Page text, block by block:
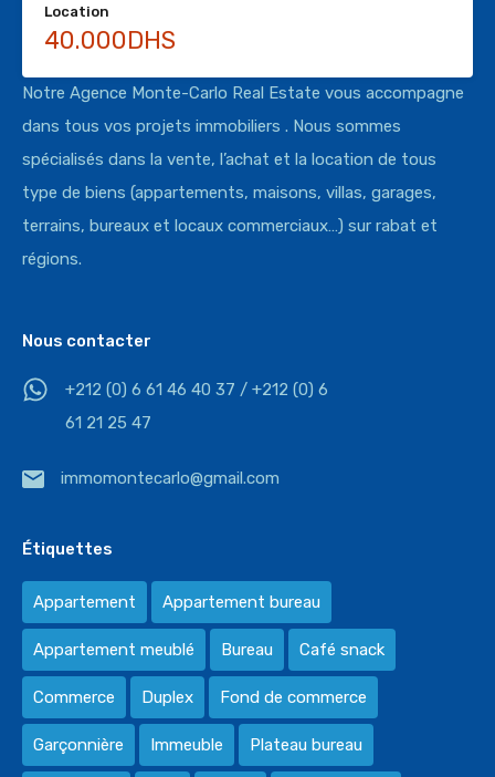
Location
40.000DHS
MONTE CARLO REAL ESTATE
Notre Agence Monte-Carlo Real Estate vous accompagne
dans tous vos projets immobiliers . Nous sommes
spécialisés dans la vente, l’achat et la location de tous
type de biens (appartements, maisons, villas, garages,
terrains, bureaux et locaux commerciaux…) sur rabat et
régions.
Nous contacter
+212 (0) 6 61 46 40 37 / +212 (0) 6
61 21 25 47
immomontecarlo@gmail.com
Étiquettes
Appartement Appartement bureau
Appartement meublé Bureau Café snack
Commerce Duplex Fond de commerce
Garçonnière Immeuble Plateau bureau